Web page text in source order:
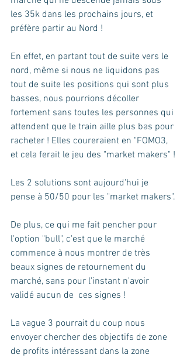
les 35k dans les prochains jours, et
préfère partir au Nord !
En effet, en partant tout de suite vers le
nord, même si nous ne liquidons pas
tout de suite les positions qui sont plus
basses, nous pourrions décoller
fortement sans toutes les personnes qui
attendent que le train aille plus bas pour
racheter ! Elles coureraient en "FOMO3,
et cela ferait le jeu des "market makers" !
Les 2 solutions sont aujourd'hui je
pense à 50/50 pour les "market makers".
De plus, ce qui me fait pencher pour
l'option "bull", c'est que le marché
commence à nous montrer de très
beaux signes de retournement du
marché, sans pour l'instant n'avoir
validé aucun de  ces signes !
La vague 3 pourrait du coup nous
envoyer chercher des objectifs de zone
de profits intéressant dans la zone